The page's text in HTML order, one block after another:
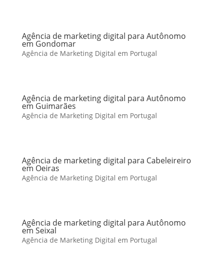
Agência de marketing digital para Autônomo
em Gondomar
Agência de Marketing Digital em Portugal
Agência de marketing digital para Autônomo
em Guimarães
Agência de Marketing Digital em Portugal
Agência de marketing digital para Cabeleireiro
em Oeiras
Agência de Marketing Digital em Portugal
Agência de marketing digital para Autônomo
em Seixal
Agência de Marketing Digital em Portugal